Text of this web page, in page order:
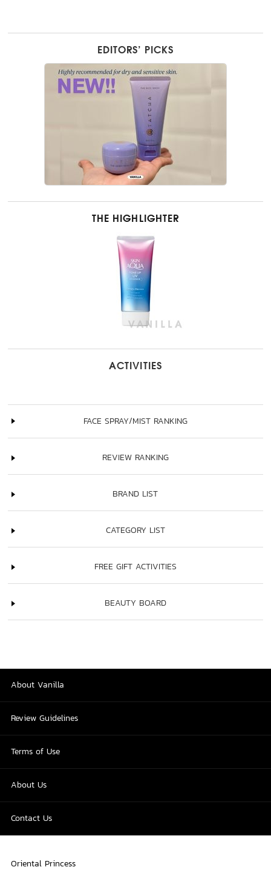
EDITORS’ PICKS
THE HIGHLIGHTER
ACTIVITIES
FACE SPRAY/MIST RANKING
REVIEW RANKING
BRAND LIST
CATEGORY LIST
FREE GIFT ACTIVITIES
BEAUTY BOARD
About Vanilla
Review Guidelines
Terms of Use
About Us
Contact Us
Oriental Princess